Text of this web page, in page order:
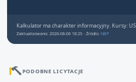
Kalkulator ma charakter informacyjny. Kursy:
Zaktualizowano: 2026-08-06 18:25 · Źródło: NBP
PODOBNE LICYTACJE